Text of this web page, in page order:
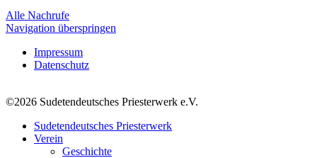
Alle Nachrufe
Navigation überspringen
Impressum
Datenschutz
©2026 Sudetendeutsches Priesterwerk e.V.
Sudetendeutsches Priesterwerk
Verein
Geschichte